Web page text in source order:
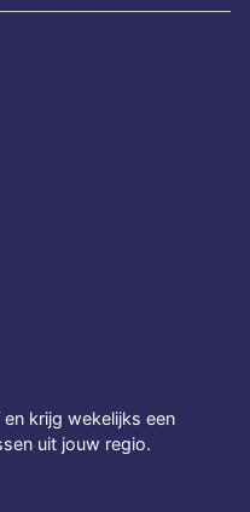
krijg wekelijks een
uit jouw regio.